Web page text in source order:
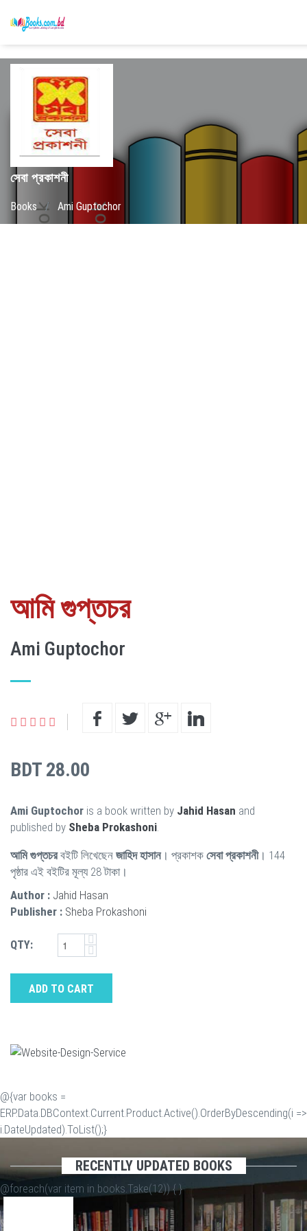
সেবা প্রকাশনী
Books / Ami Guptochor
আমি গুপ্তচর
Ami Guptochor
BDT 28.00
Ami Guptochor is a book written by Jahid Hasan and
published by Sheba Prokashoni
আমি গুপ্তচরবইটি লিখেছেন জাহিদ হাসান। প্রকাশক সেবা প্রকাশনী। 144
পৃষ্ঠার এই বইটির মূল্য 28 টাকা।
Author : Jahid Hasan
Publisher : Sheba Prokashoni
QTY:
ADD TO CART
@{var books =
ERP.Data.DBContext.Current.Product.Active().OrderByDescending(i =>
i.DateUpdated).ToList();}
RECENTLY UPDATED BOOKS
@foreach(var item in books.Take(12)) {}